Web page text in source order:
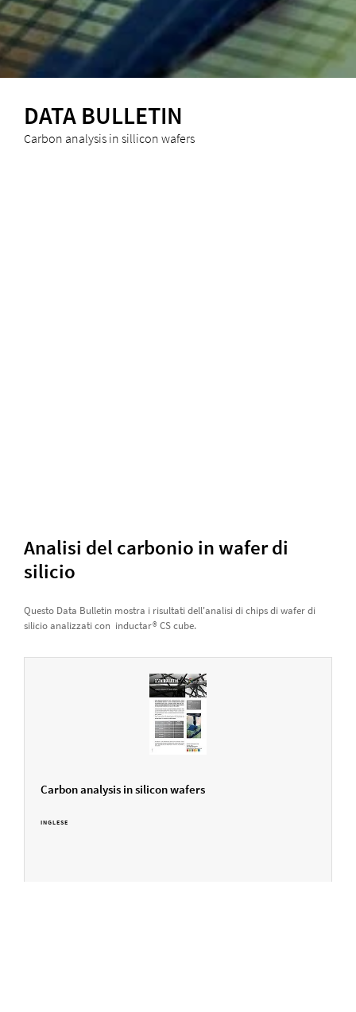
DATA BULLETIN
Carbon analysis in sillicon wafers
Analisi del carbonio in wafer di
silicio
Questo Data Bulletin mostra i risultati dell'analisi di chips di wafer di
silicio analizzati con inductar® CS cube.
Carbon analysis in silicon wafers
INGLESE